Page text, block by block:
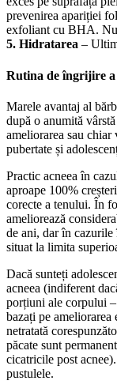
prevenirea apariției
exfoliant cu BHA. Nu
5. Hidratarea –
Rutina de îngrijire a
Marele avantaj al
după o anumită
ameliorarea sau chiar
pubertate și
Practic acneea în
aproape 100%
corecte a tenului. În
ameliorează
de ani, dar în cazurile
situat la limita
Dacă sunteți
acneea (indiferent
porțiuni ale corpului –
bazați pe ameliorarea
netratată
păcate sunt
cicatricile post
pustulele.